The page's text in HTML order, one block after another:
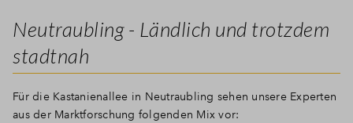
Neutraubling - Ländlich und trotzdem
stadtnah
Für die Kastanienallee in Neutraubling sehen unsere Experten
aus der Marktforschung folgenden Mix vor: